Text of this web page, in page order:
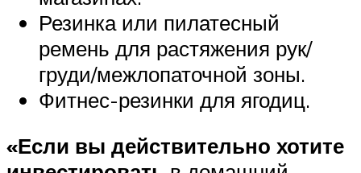
Резинка или пилатесный
ремень для растяжения рук/
груди/межлопаточной зоны.
Фитнес-резинки для ягодиц.
«Если вы действительно хотите